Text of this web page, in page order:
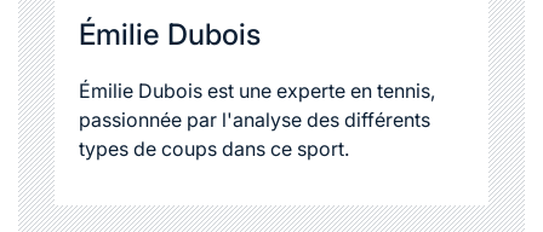
Émilie Dubois
Émilie Dubois est une experte en tennis,
passionnée par l'analyse des différents
types de coups dans ce sport.